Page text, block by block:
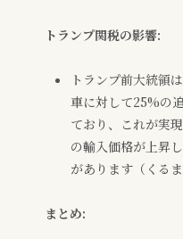
トランプ関税の影響:
トランプ前大統領
車に対して25%の
ており、これが実
の輸入価格が上昇
があります（くる
まとめ: